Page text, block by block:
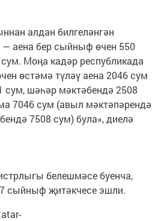
алдан билгеләнгән
— аена бер сыйныф өчен 550
Моңа кадәр республикада
өстәмә түләү аена 2046 сум
сум, шәһәр мәктәбендә 2508
7046 сум (авыл мәктәпәрендә
7508 сум) була», диелә
белешмәсе буенча,
сыйныф җитәкчесе эшли.